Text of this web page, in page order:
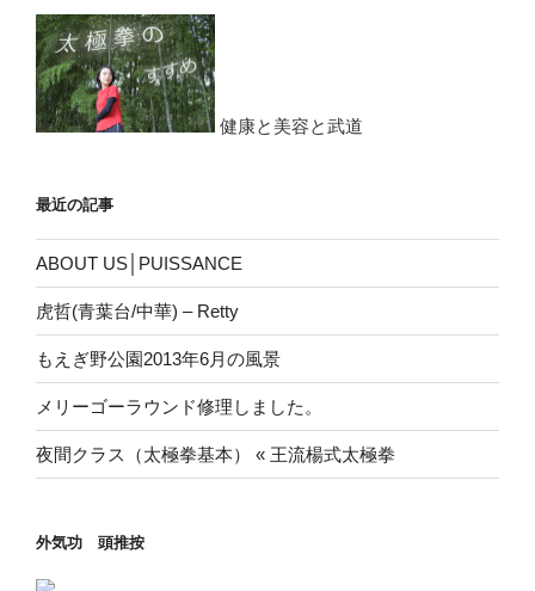
シ
ョ
ン
健康と美容と武道
最近の記事
ABOUT US│PUISSANCE
虎哲(青葉台/中華) – Retty
もえぎ野公園2013年6月の風景
メリーゴーラウンド修理しました。
夜間クラス（太極拳基本） « 王流楊式太極拳
外気功 頭推按